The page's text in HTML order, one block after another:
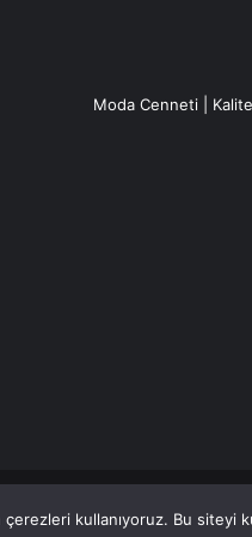
Moda Cenneti |
Canlı Haber'den
kullanıyoruz. Bu siteyi